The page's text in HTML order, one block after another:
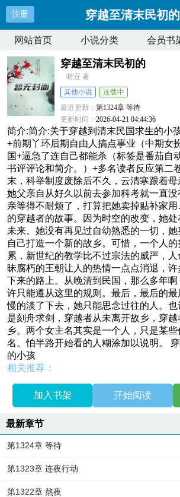
注册 穿越至清末民初的
网站首页 小说分类 会员书
穿越至清末民初的
听宣 著
其他小说
连载中
最近更新：第1324章 等待
更新时间：2026-04-21 04:44:36
简介:简介:关于穿越到清末民国求生的小
+前期丫环后期自由人搞点事业（中期女
国+逼急了连自己都能杀（标签是番茄自
书评评论和简介。）+多名读者反应第二
末，科举制度废除后不久，云清寒跟着母
她父亲自从好久以前去参加科考就一直
亲等得不耐烦了，打算把她卖掉贴补家
的穿越者的故事。因为时空的改变，她
未来。她没有再见过自幼熟悉的一切，
自己打造一个新的故乡。可惜，一个人
累，新世纪的教学比不过宗法的威严，
昧腐朽的王朝让人的热情一点点消退，
下来的路上。从晚清到民国，那么多年
许只能遵从这里的规则。最后，最后的
慢的淡了下去，她只能思念过往的人。也
是刻舟求剑，穿越者从未离开故乡，穿
乡。两个女主名其实是一个人，只是某
名。怕半路开始看的人糊涂加以说明。
的小孩
相关推荐：
加入书架 开始阅读
最新章节
第1324章 等待
第1323章 连夜行动
第1322章 熬夜